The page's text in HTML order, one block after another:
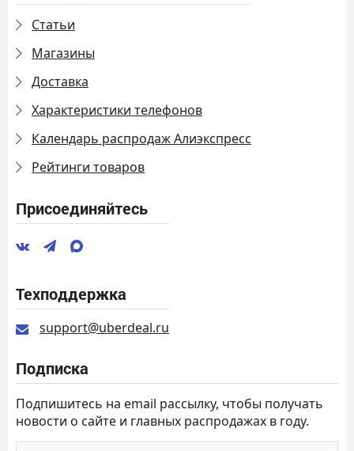
Статьи
Магазины
Доставка
Характеристики телефонов
Календарь распродаж Алиэкспресс
Рейтинги товаров
Присоединяйтесь
Техподдержка
support@uberdeal.ru
Подписка
Подпишитесь на email рассылку, чтобы получать
новости о сайте и главных распродажах в году.